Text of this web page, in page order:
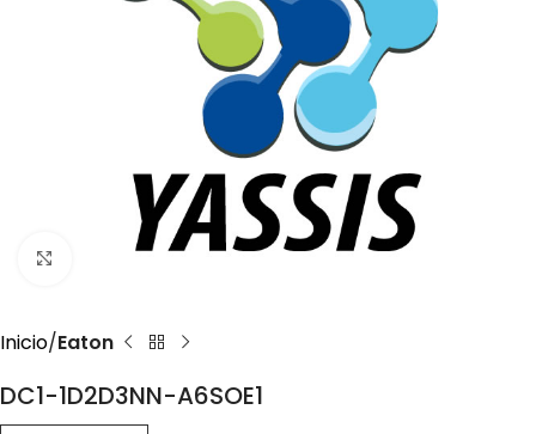
Click to enlarge
Inicio Eaton
DC1-1D2D3NN-A6SOE1